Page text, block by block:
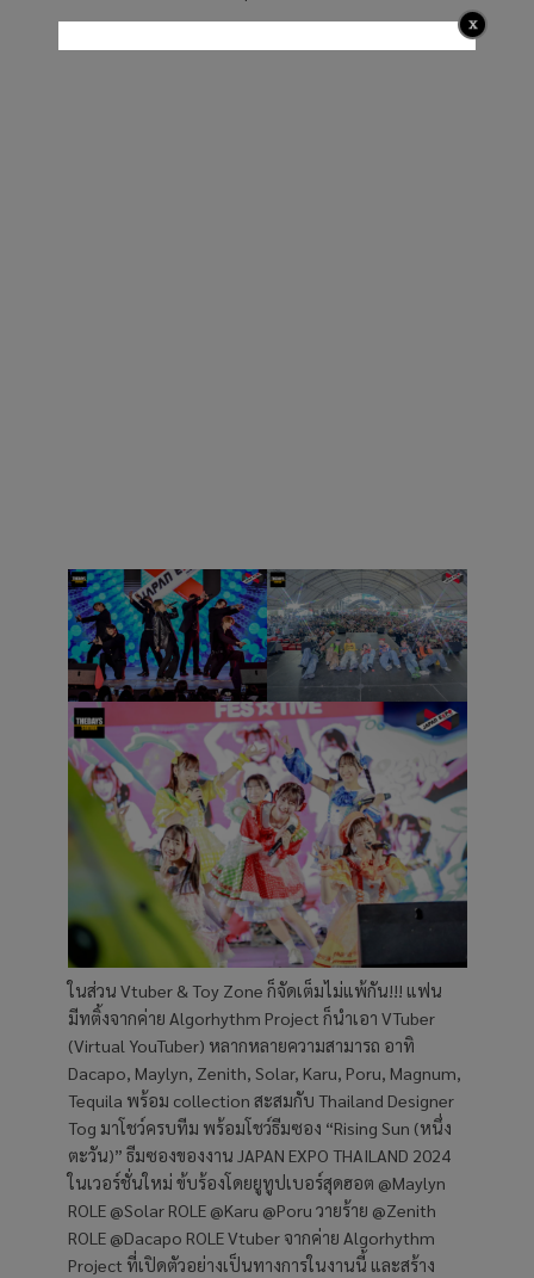
ในส่วน Vtuber & Toy Zone ก็จัดเต็มไม่แพ้กัน!!! แฟน
มีทติ้งจากค่าย Algorhythm Project ก็นำเอา VTuber
(Virtual YouTuber) หลากหลายความสามารถ อาทิ
Dacapo, Maylyn, Zenith, Solar, Karu, Poru, Magnum,
Tequila พร้อม collection สะสมกับ Thailand Designer
Tog มาโชว์ครบทีม พร้อมโชว์ธีมซอง “Rising Sun (หนึ่ง
ตะวัน)” ธีมซองของงาน JAPAN EXPO THAILAND 2024
ในเวอร์ชั่นใหม่ ข้บร้องโดยยูทูปเบอร์สุดฮอต @Maylyn
ROLE @Solar ROLE @Karu @Poru วายร้าย @Zenith
ROLE @Dacapo ROLE Vtuber จากค่าย Algorhythm
Project ที่เปิดตัวอย่างเป็นทางการในงานนี้ และสร้าง